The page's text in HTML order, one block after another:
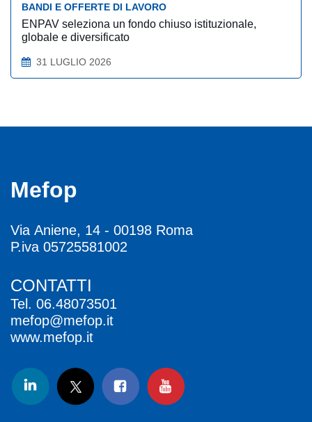
BANDI E OFFERTE DI LAVORO
ENPAV seleziona un fondo chiuso istituzionale,
globale e diversificato
31 LUGLIO 2026
Mefop
Via Aniene, 14 - 00198 Roma
P.iva 05725581002
CONTATTI
Tel. 06.48073501
mefop@mefop.it
www.mefop.it